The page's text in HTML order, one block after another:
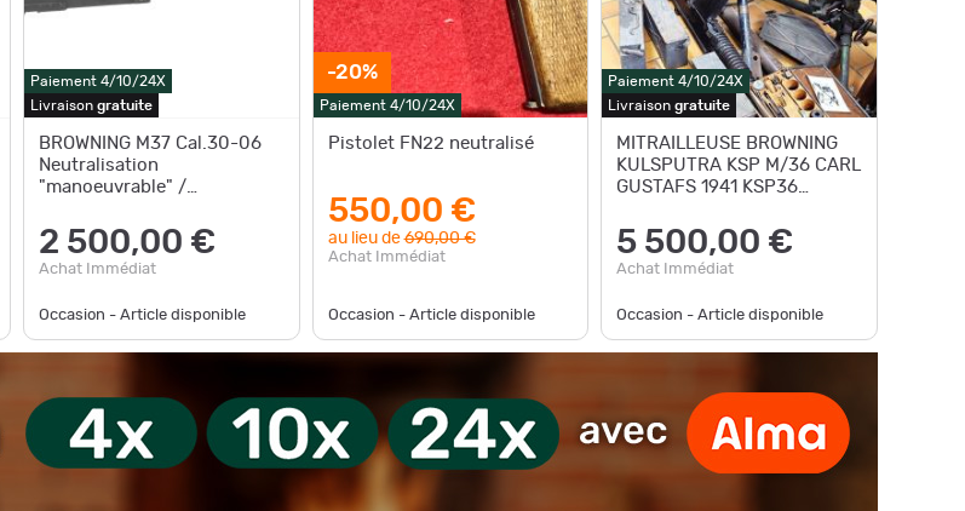
Paiement 4/10/24X
Livraison gratuite
BROWNING M37 Cal.30-06
Neutralisation
"manoeuvrable" /
2 500,00 €
Achat Immédiat
Occasion - Article disponible
-20%
Paiement 4/10/24X
Pistolet FN22 neutralisé
550,00 €
au lieu de690,00 €
Achat Immédiat
Occasion - Article disponible
Paiement 4/10/24X
Livraisongratuite
MITRAILLEUSE BROWNING
KULSPUTRA KSP M/36 CARL
GUSTAFS 1941 KSP36
Très bon 2
5 500,00 €
Achat Immédiat
Occasion - Article disponible